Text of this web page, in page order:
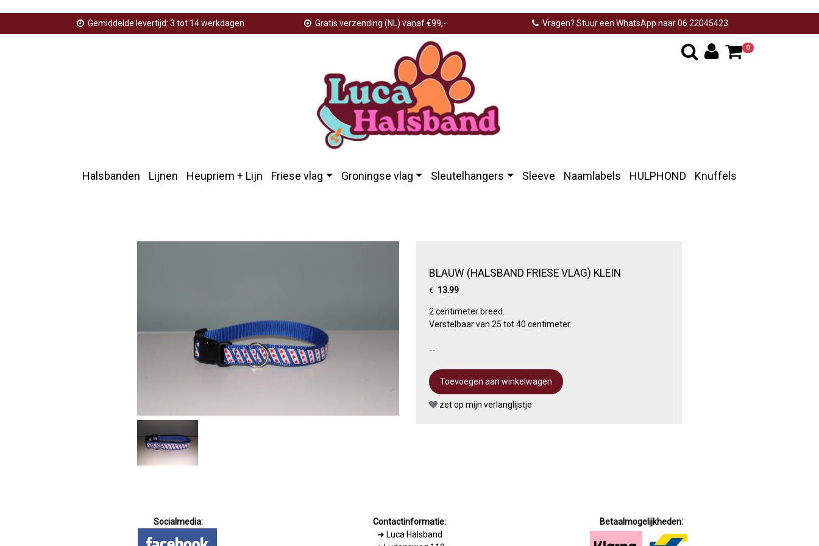
Gemiddelde levertijd: 3 tot 14 werkdagen Gratis verzending (NL) vanaf €99,- Vragen? Stuur een WhatsApp naar 06 22045423
0
Halsbanden Lijnen Heupriem + Lijn Friese vlag Groningse vlag Sleutelhangers Sleeve Naamlabels HULPHOND Knuffels
BLAUW (HALSBAND FRIESE VLAG) KLEIN
€ 13.99
2 centimeter breed.
Verstelbaar van 25 tot 40 centimeter.
--
zet op mijn verlanglijstje
Socialmedia:
Contactinformatie:
➜ Luca Halsband
Betaalmogelijkheden: